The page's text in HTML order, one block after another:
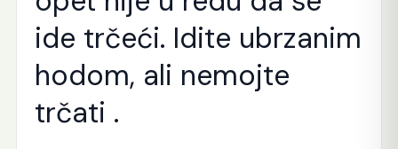
ide trčeći. Idite ubrzanim
hodom, ali nemojte
trčati .